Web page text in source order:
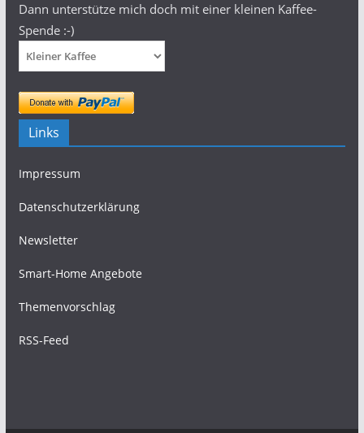
Dann unterstütze mich doch mit einer kleinen Kaffee-
Spende :-)
Links
Impressum
Datenschutzerklärung
Newsletter
Smart-Home Angebote
Themenvorschlag
RSS-Feed